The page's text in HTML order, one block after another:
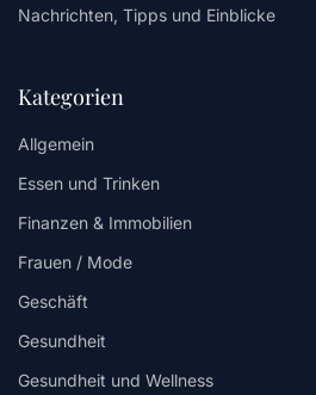
Nachrichten, Tipps und Einblicke
Kategorien
Allgemein
Essen und Trinken
Finanzen & Immobilien
Frauen / Mode
Geschäft
Gesundheit
Gesundheit und Wellness